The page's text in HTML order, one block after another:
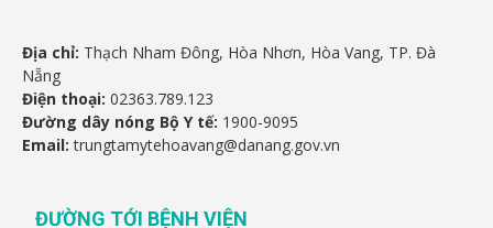
Địa chỉ: Thạch Nham Đông, Hòa Nhơn, Hòa Vang, TP. Đà
Nẵng
Điện thoại: 02363.789.123
Đường dây nóng Bộ Y tế: 1900-9095
Email: trungtamytehoavang@danang.gov.vn
ĐƯỜNG TỚI BỆNH VIỆN